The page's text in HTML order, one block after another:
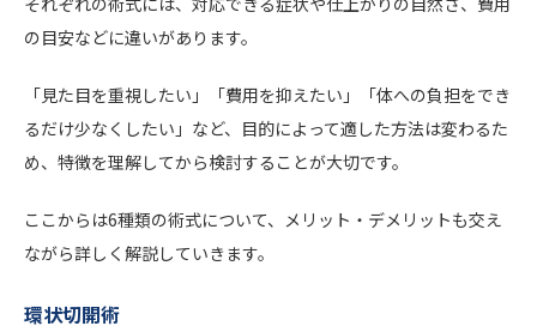
の目安などに違いがあります。
「見た目を重視したい」「費用を抑えたい」「体への負担をでき
るだけ少なくしたい」など、目的によって適した方法は変わるた
め、特徴を理解してから検討することが大切です。
ここからは6種類の術式について、メリット・デメリットも交え
ながら詳しく解説していきます。
環状切開術